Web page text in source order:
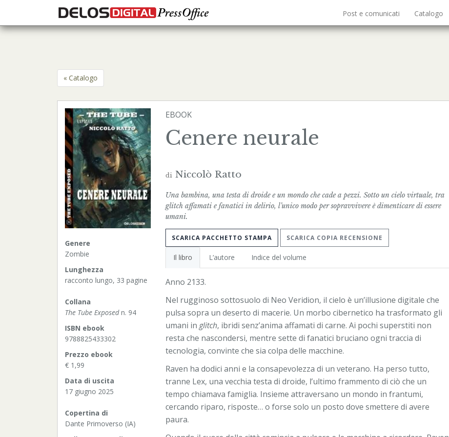
Post e comunicati Catalogo
« Catalogo
Genere
Zombie
Lunghezza
racconto lungo, 33 pagine
Collana
The Tube Exposedn. 94
ISBN ebook
9788825433302
Prezzo ebook
€ 1,99
Data di uscita
17 giugno 2025
Copertina di
Dante Primoverso (IA)
EBOOK
Cenere neurale
di Niccolò Ratto
Una bambina, una testa di droide e un mondo che cade a pezzi. Sotto un cielo virtuale, tra
glitch affamati e fanatici in delirio, l’unico modo per sopravvivere è dimenticare di essere
umani.
SCARICA PACCHETTO STAMPA SCARICA COPIA RECENSIONE
Il libro L’autore Indice del volume
Anno 2133.
Nel rugginoso sottosuolo di Neo Veridion, il cielo è un’illusione digitale che
pulsa sopra un deserto di macerie. Un morbo cibernetico ha trasformato gli
umani in glitch, ibridi senz’anima affamati di carne. Ai pochi superstiti non
resta che nascondersi, mentre sette di fanatici bruciano ogni traccia di
tecnologia, convinte che sia colpa delle macchine.
Raven ha dodici anni e la consapevolezza di un veterano. Ha perso tutto,
tranne Lex, una vecchia testa di droide, l’ultimo frammento di ciò che un
tempo chiamava famiglia. Insieme attraversano un mondo in frantumi,
cercando riparo, risposte… o forse solo un posto dove smettere di avere
paura.